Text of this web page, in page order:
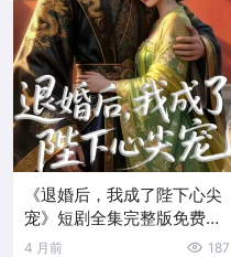
《退婚后，我成了陛下心尖
宠》短剧全集完整版免费观
看
4 月前 187